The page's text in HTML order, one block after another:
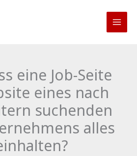
eine Job-Seite
eines nach
suchenden
alles